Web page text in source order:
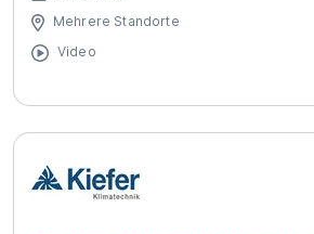
Mehrere Standorte
Video